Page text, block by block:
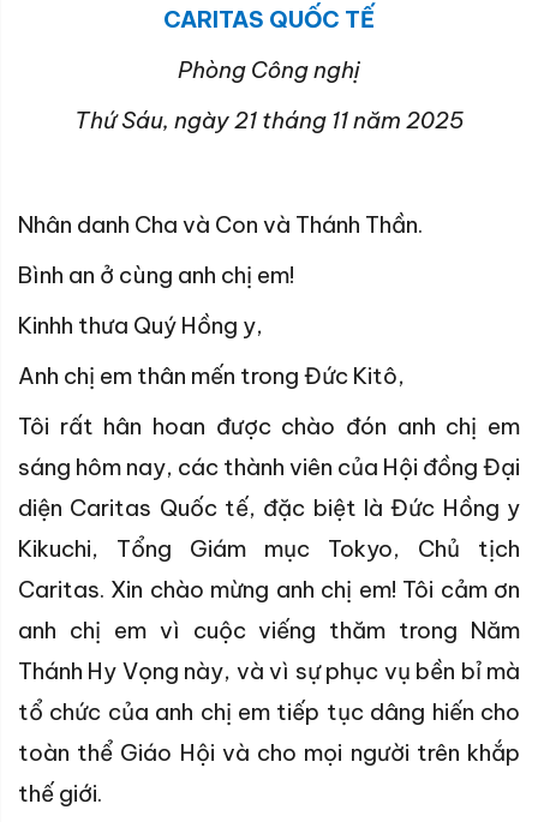
CARITAS QUỐC TẾ
Phòng Công nghị
Thứ Sáu, ngày 21 tháng 11 năm 2025
Nhân danh Cha và Con và Thánh Thần.
Bình an ở cùng anh chị em!
Kinhh thưa Quý Hồng y,
Anh chị em thân mến trong Đức Kitô,
Tôi rất hân hoan được chào đón anh chị em
sáng hôm nay, các thành viên của Hội đồng Đại
diện Caritas Quốc tế, đặc biệt là Đức Hồng y
Kikuchi, Tổng Giám mục Tokyo, Chủ tịch
Caritas. Xin chào mừng anh chị em! Tôi cảm ơn
anh chị em vì cuộc viếng thăm trong Năm
Thánh Hy Vọng này, và vì sự phục vụ bền bỉ mà
tổ chức của anh chị em tiếp tục dâng hiến cho
toàn thể Giáo Hội và cho mọi người trên khắp
thế giới.